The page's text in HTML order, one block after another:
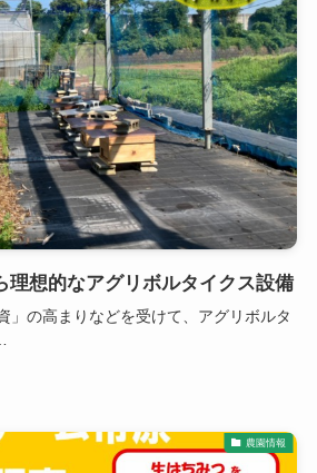
理想的なアグリボルタイクス設備
」の高まりなどを受けて、アグリボルタ
農園情報